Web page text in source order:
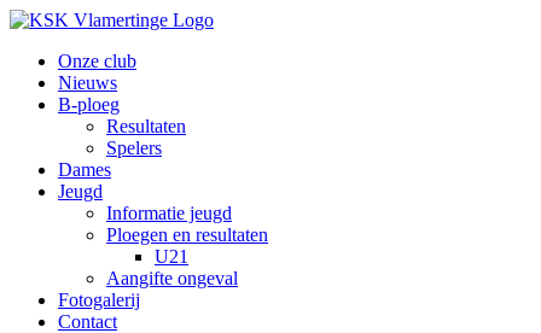
Ga
inhoudOnze club
Nieuws
B-ploeg
Resultaten
Spelers
Dames
Jeugd
Informatie jeugd
Ploegen en resultaten
U21
Aangifte ongeval
Fotogalerij
Contact